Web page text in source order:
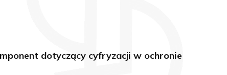
dotyczący cyfryzacji w ochronie